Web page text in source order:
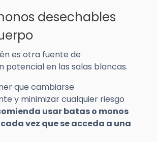
desechables
es otra fuente de
potencial en las salas blancas.
que cambiarse
y minimizar cualquier riesgo
usar batas o monos
vez que se acceda a una